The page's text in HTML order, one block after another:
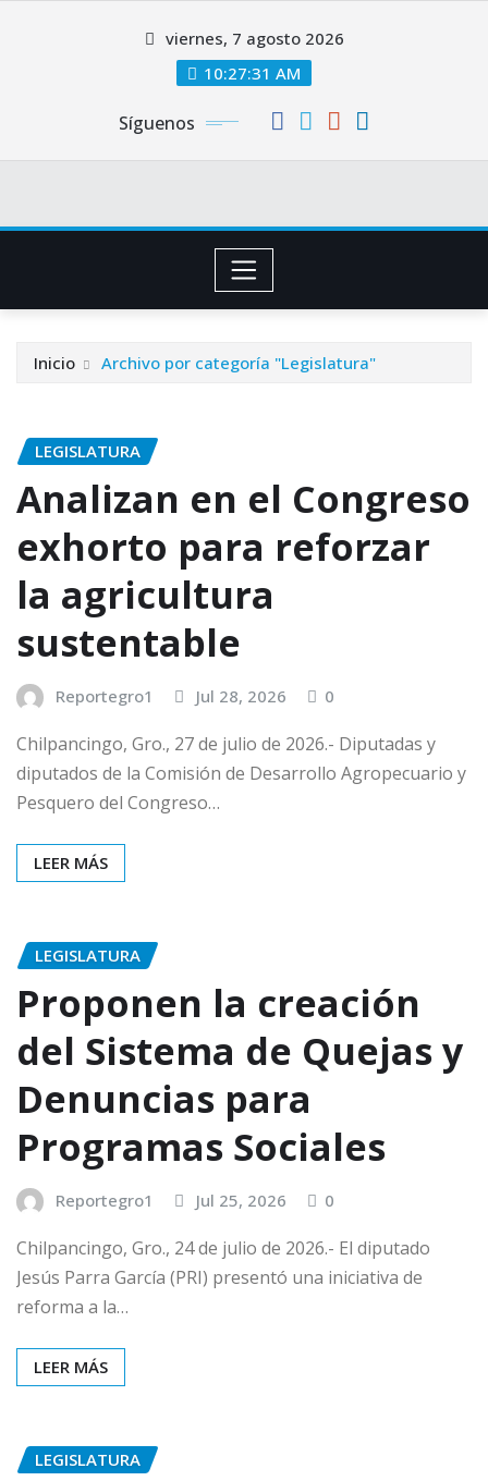
viernes, 7 agosto 2026
10:27:31 AM
Síguenos
Inicio Archivo por categoría "Legislatura"
LEGISLATURA
Analizan en el Congreso
exhorto para reforzar
la agricultura
sustentable
Reportegro1 Jul 28, 2026 0
Chilpancingo, Gro., 27 de julio de 2026.- Diputadas y
diputados de la Comisión de Desarrollo Agropecuario y
Pesquero del Congreso…
LEER MÁS
LEGISLATURA
Proponen la creación
del Sistema de Quejas y
Denuncias para
Programas Sociales
Reportegro1 Jul 25, 2026 0
Chilpancingo, Gro., 24 de julio de 2026.- El diputado
Jesús Parra García (PRI) presentó una iniciativa de
reforma a la…
LEER MÁS
LEGISLATURA